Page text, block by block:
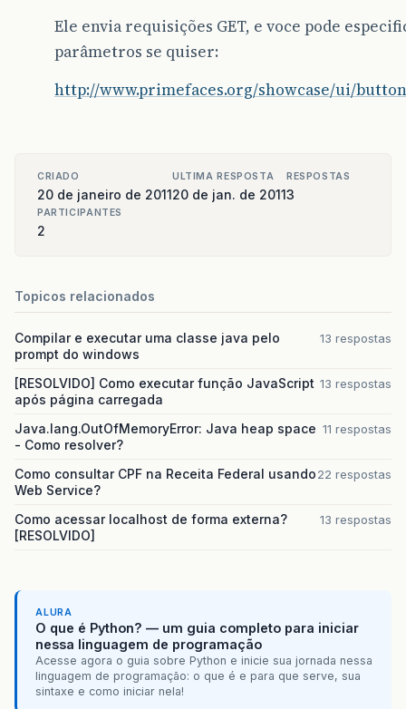
Ele envia requisições GET, e voce pode
parâmetros se quiser:
http://www.primefaces.org/showcase/ui/
CRIADO
20 de janeiro de 2011
ULTIMA RESPOSTA
20 de jan. de 2011
RESPOSTAS
3
PARTICIPANTES
2
Topicos relacionados
Compilar e executar uma classe java pelo
prompt do windows
13 respostas
[RESOLVIDO] Como executar função JavaScript
após página carregada
13 respostas
Java.lang.OutOfMemoryError: Java heap space
- Como resolver?
11 respostas
Como consultar CPF na Receita Federal usando
Web Service?
22 respostas
Como acessar localhost de forma externa?
[RESOLVIDO]
13 respostas
ALURA
O que é Python? — um guia completo para iniciar
nessa linguagem de programação
Acesse agora o guia sobre Python e inicie sua jornada nessa
linguagem de programação: o que é e para que serve, sua
sintaxe e como iniciar nela!